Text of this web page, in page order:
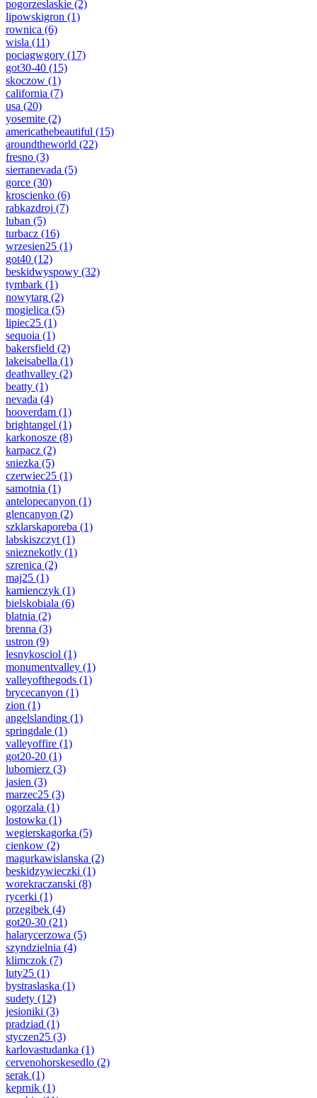
pogorzeslaskie (2)
lipowskigron (1)
rownica (6)
wisla (11)
pociagwgory (17)
got30-40 (15)
skoczow (1)
california (7)
usa (20)
yosemite (2)
americathebeautiful (15)
aroundtheworld (22)
fresno (3)
sierranevada (5)
gorce (30)
kroscienko (6)
rabkazdroj (7)
luban (5)
turbacz (16)
wrzesien25 (1)
got40 (12)
beskidwyspowy (32)
tymbark (1)
nowytarg (2)
mogielica (5)
lipiec25 (1)
sequoia (1)
bakersfield (2)
lakeisabella (1)
deathvalley (2)
beatty (1)
nevada (4)
hooverdam (1)
brightangel (1)
karkonosze (8)
karpacz (2)
sniezka (5)
czerwiec25 (1)
samotnia (1)
antelopecanyon (1)
glencanyon (2)
szklarskaporeba (1)
labskiszczyt (1)
snieznekotly (1)
szrenica (2)
maj25 (1)
kamienczyk (1)
bielskobiala (6)
blatnia (2)
brenna (3)
ustron (9)
lesnykosciol (1)
monumentvalley (1)
valleyofthegods (1)
brycecanyon (1)
zion (1)
angelslanding (1)
springdale (1)
valleyoffire (1)
got20-20 (1)
lubomierz (3)
jasien (3)
marzec25 (3)
ogorzala (1)
lostowka (1)
wegierskagorka (5)
cienkow (2)
magurkawislanska (2)
beskidzywieczki (1)
worekraczanski (8)
rycerki (1)
przegibek (4)
got20-30 (21)
halarycerzowa (5)
szyndzielnia (4)
klimczok (7)
luty25 (1)
bystraslaska (1)
sudety (12)
jesioniki (3)
pradziad (1)
styczen25 (3)
karlovastudanka (1)
cervenohorskesedlo (2)
serak (1)
keprnik (1)